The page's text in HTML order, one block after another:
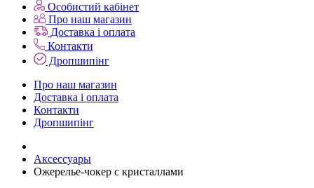
Особистий кабінет
Про наш магазин
Доставка і оплата
Контакти
Дропшипінг
Про наш магазин
Доставка і оплата
Контакти
Дропшипінг
Аксессуары
Ожерелье-чокер с кристаллами